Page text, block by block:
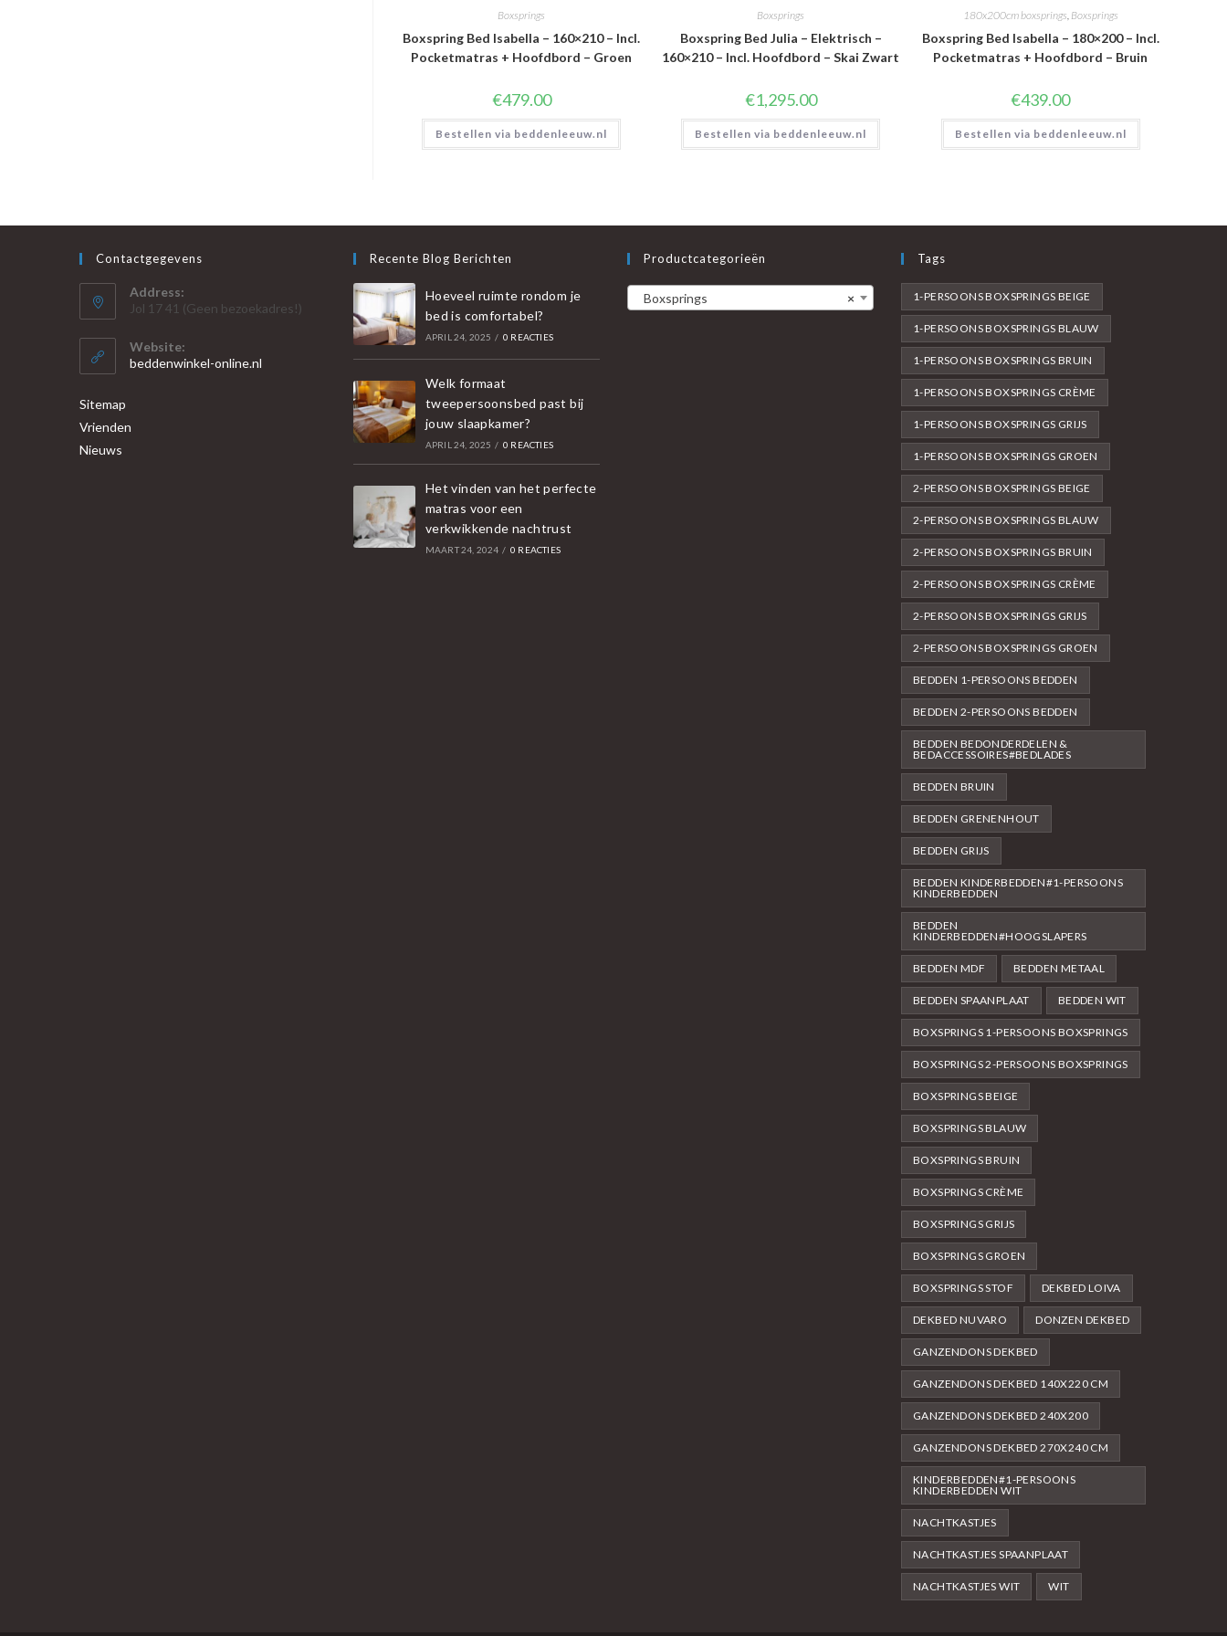
Boxsprings
Boxspring Bed Isabella – 160×210 – Incl.
Pocketmatras + Hoofdbord – Groen
€479.00
Bestellen via beddenleeuw.nl
Boxsprings
Boxspring Bed Julia – Elektrisch –
160×210 – Incl. Hoofdbord – Skai Zwart
€1,295.00
Bestellen via beddenleeuw.nl
180x200cm boxsprings, Boxsprings
Boxspring Bed Isabella – 180×200 – Incl.
Pocketmatras + Hoofdbord – Bruin
€439.00
Bestellen via beddenleeuw.nl
Contactgegevens
Address:
Jol 17 41 (Geen bezoekadres!)
Website:
beddenwinkel-online.nl
Sitemap
Vrienden
Nieuws
Recente Blog Berichten
Hoeveel ruimte rondom je
bed is comfortabel?
APRIL 24, 2025 / 0 REACTIES
Welk formaat
tweepersoonsbed past bij
jouw slaapkamer?
APRIL 24, 2025 / 0 REACTIES
Het vinden van het perfecte
matras voor een
verkwikkende nachtrust
MAART 24, 2024 / 0 REACTIES
Productcategorieën
×
Boxsprings
Tags
1-PERSOONS BOXSPRINGS BEIGE
1-PERSOONS BOXSPRINGS BLAUW
1-PERSOONS BOXSPRINGS BRUIN
1-PERSOONS BOXSPRINGS CRÈME
1-PERSOONS BOXSPRINGS GRIJS
1-PERSOONS BOXSPRINGS GROEN
2-PERSOONS BOXSPRINGS BEIGE
2-PERSOONS BOXSPRINGS BLAUW
2-PERSOONS BOXSPRINGS BRUIN
2-PERSOONS BOXSPRINGS CRÈME
2-PERSOONS BOXSPRINGS GRIJS
2-PERSOONS BOXSPRINGS GROEN
BEDDEN 1-PERSOONS BEDDEN
BEDDEN 2-PERSOONS BEDDEN
BEDDEN BEDONDERDELEN &
BEDACCESSOIRES#BEDLADES
BEDDEN BRUIN
BEDDEN GRENENHOUT
BEDDEN GRIJS
BEDDEN KINDERBEDDEN#1-PERSOONS
KINDERBEDDEN
BEDDEN
KINDERBEDDEN#HOOGSLAPERS
BEDDEN MDF BEDDEN METAAL
BEDDEN SPAANPLAAT BEDDEN WIT
BOXSPRINGS 1-PERSOONS BOXSPRINGS
BOXSPRINGS 2-PERSOONS BOXSPRINGS
BOXSPRINGS BEIGE
BOXSPRINGS BLAUW
BOXSPRINGS BRUIN
BOXSPRINGS CRÈME
BOXSPRINGS GRIJS
BOXSPRINGS GROEN
BOXSPRINGS STOF DEKBED LOIVA
DEKBED NUVARO DONZEN DEKBED
GANZENDONS DEKBED
GANZENDONS DEKBED 140X220 CM
GANZENDONS DEKBED 240X200
GANZENDONS DEKBED 270X240 CM
KINDERBEDDEN#1-PERSOONS
KINDERBEDDEN WIT
NACHTKASTJES
NACHTKASTJES SPAANPLAAT
NACHTKASTJES WIT WIT